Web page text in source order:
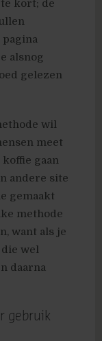
kort; de
alsnog
gelezen
wil
meet
gaan
andere site
gemaakt
methode
want als je
wel
daarna
gebruik